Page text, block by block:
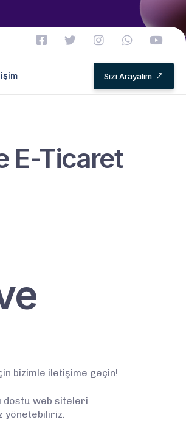
Sizi Arayalım
E-Ticaret
bizimle iletişime geçin!
dostu web siteleri
yönetebiliriz.